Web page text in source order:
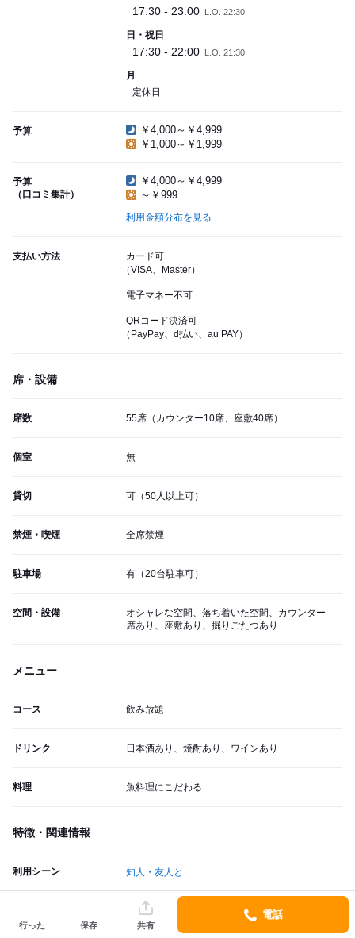
17:30 - 23:00 L.O. 22:30
日・祝日
17:30 - 22:00 L.O. 21:30
月
定休日
予算
￥4,000～￥4,999
￥1,000～￥1,999
予算
（口コミ集計）
￥4,000～￥4,999
～￥999
利用金額分布を見る
支払い方法
カード可
（VISA、Master）
電子マネー不可
QRコード決済可
（PayPay、d払い、au PAY）
席・設備
席数 55席（カウンター10席、座敷40席）
個室 無
貸切 可（50人以上可）
禁煙・喫煙 全席禁煙
駐車場 有（20台駐車可）
空間・設備
オシャレな空間、落ち着いた空間、カウンター
席あり、座敷あり、掘りごたつあり
メニュー
コース 飲み放題
ドリンク 日本酒あり、焼酎あり、ワインあり
料理 魚料理にこだわる
特徴・関連情報
利用シーン 知人・友人と
こんな時によく使われます。
隠れ家レストラン、一軒家レストラン
行った 保存 共有
電話